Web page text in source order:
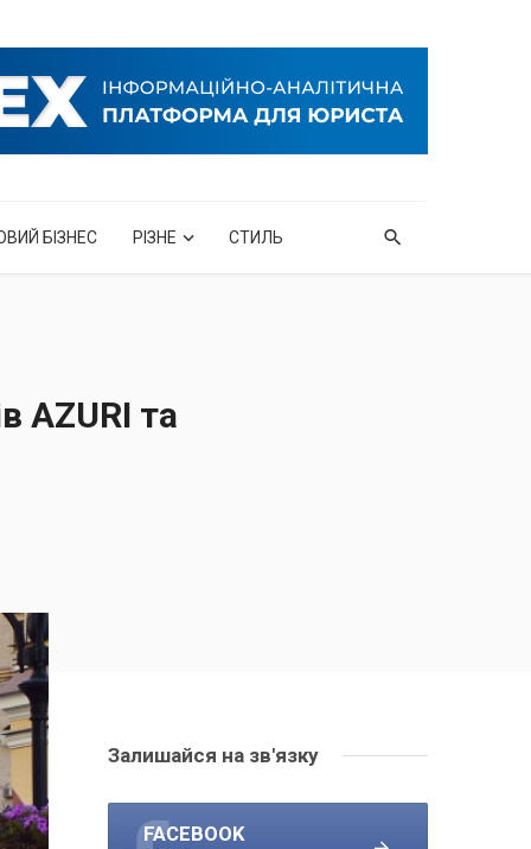
БІЗНЕС РІЗНЕ СТИЛЬ
AZURI та
Залишайся на зв'язку
FACEBOOK